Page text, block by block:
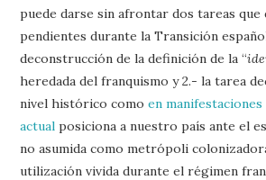
puede darse sin afrontar dos tareas que
pendientes durante la Transición
deconstrucción de la definición de la “
heredada del franquismo y 2.- la tarea
nivel histórico comoen
actual posiciona a nuestro país ante el
no asumida como metrópoli
utilización vivida durante el régimen